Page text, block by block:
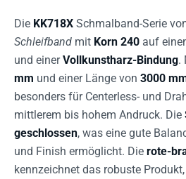
Die KK718X Schmalband-Serie
Schleifband mit Korn 240 auf
und einerVollkunstharz-Bindung.
mm und einer Länge von 3000
besonders für Centerless- und
mittlerem bis hohem Andruck. Die
geschlossen, was eine gute
und Finish ermöglicht. Die rote-
kennzeichnet das robuste